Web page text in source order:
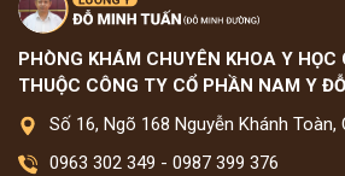
PHÒNG KHÁM CHUYÊN KHOA Y HỌC
THUỘC CÔNG TY CỔ PHẦN NAM Y
Số 16, Ngõ 168 Nguyễn Khánh Toàn,
0963 302 349 - 0987 399 376